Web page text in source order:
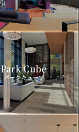
Park Cube
パークキューブ